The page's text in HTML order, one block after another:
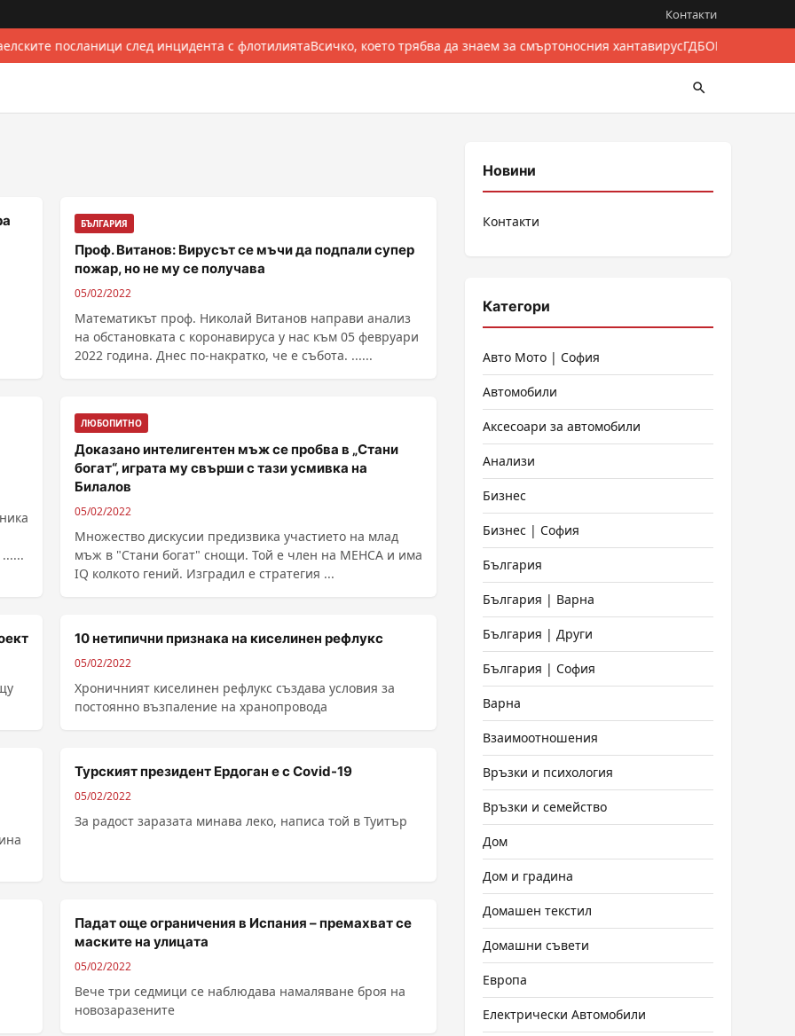
Контакти
посланици след инцидента с флотилиятаВсичко, което трябва да знаем за смъртоносния хантавирусГДБОП разби
БЪЛГАРИЯ
Проф. Витанов: Вирусът се мъчи да подпали супер
пожар, но не му се получава
05/02/2022
Математикът проф. Николай Витанов направи анализ
на обстановката с коронавируса у нас към 05 февруари
2022 година. Днес по-накратко, че е събота. ......
театъра се простираше в повече от 5 десетилетия. ......
ЛЮБОПИТНО
Доказано интелигентен мъж се пробва в „Стани
богат“, играта му свърши с тази усмивка на
Билалов
05/02/2022
Множество дискусии предизвика участието на млад
мъж в "Стани богат" снощи. Той е член на МЕНСА и има
IQ колкото гений. Изградил е стратегия ...
10 нетипични признака на киселинен рефлукс
05/02/2022
Хроничният киселинен рефлукс създава условия за
постоянно възпаление на хранопровода
Турският президент Ердоган е с Covid-19
05/02/2022
За радост заразата минава леко, написа той в Туитър
Падат още ограничения в Испания – премахват се
маските на улицата
05/02/2022
Вече три седмици се наблюдава намаляване броя на
новозаразените
Новини
Контакти
Категори
Авто Мото | София
Автомобили
Аксесоари за автомобили
Анализи
Бизнес
Бизнес | София
България
България | Варна
България | Други
България | София
Варна
Взаимоотношения
Връзки и психология
Връзки и семейство
Дом
Дом и градина
Домашен текстил
Домашни съвети
Европа
Електрически Автомобили